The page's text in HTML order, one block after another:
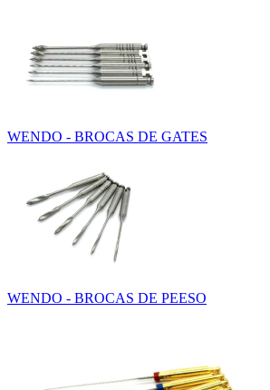
WENDO - BROCAS DE GATES
WENDO - BROCAS DE PEESO